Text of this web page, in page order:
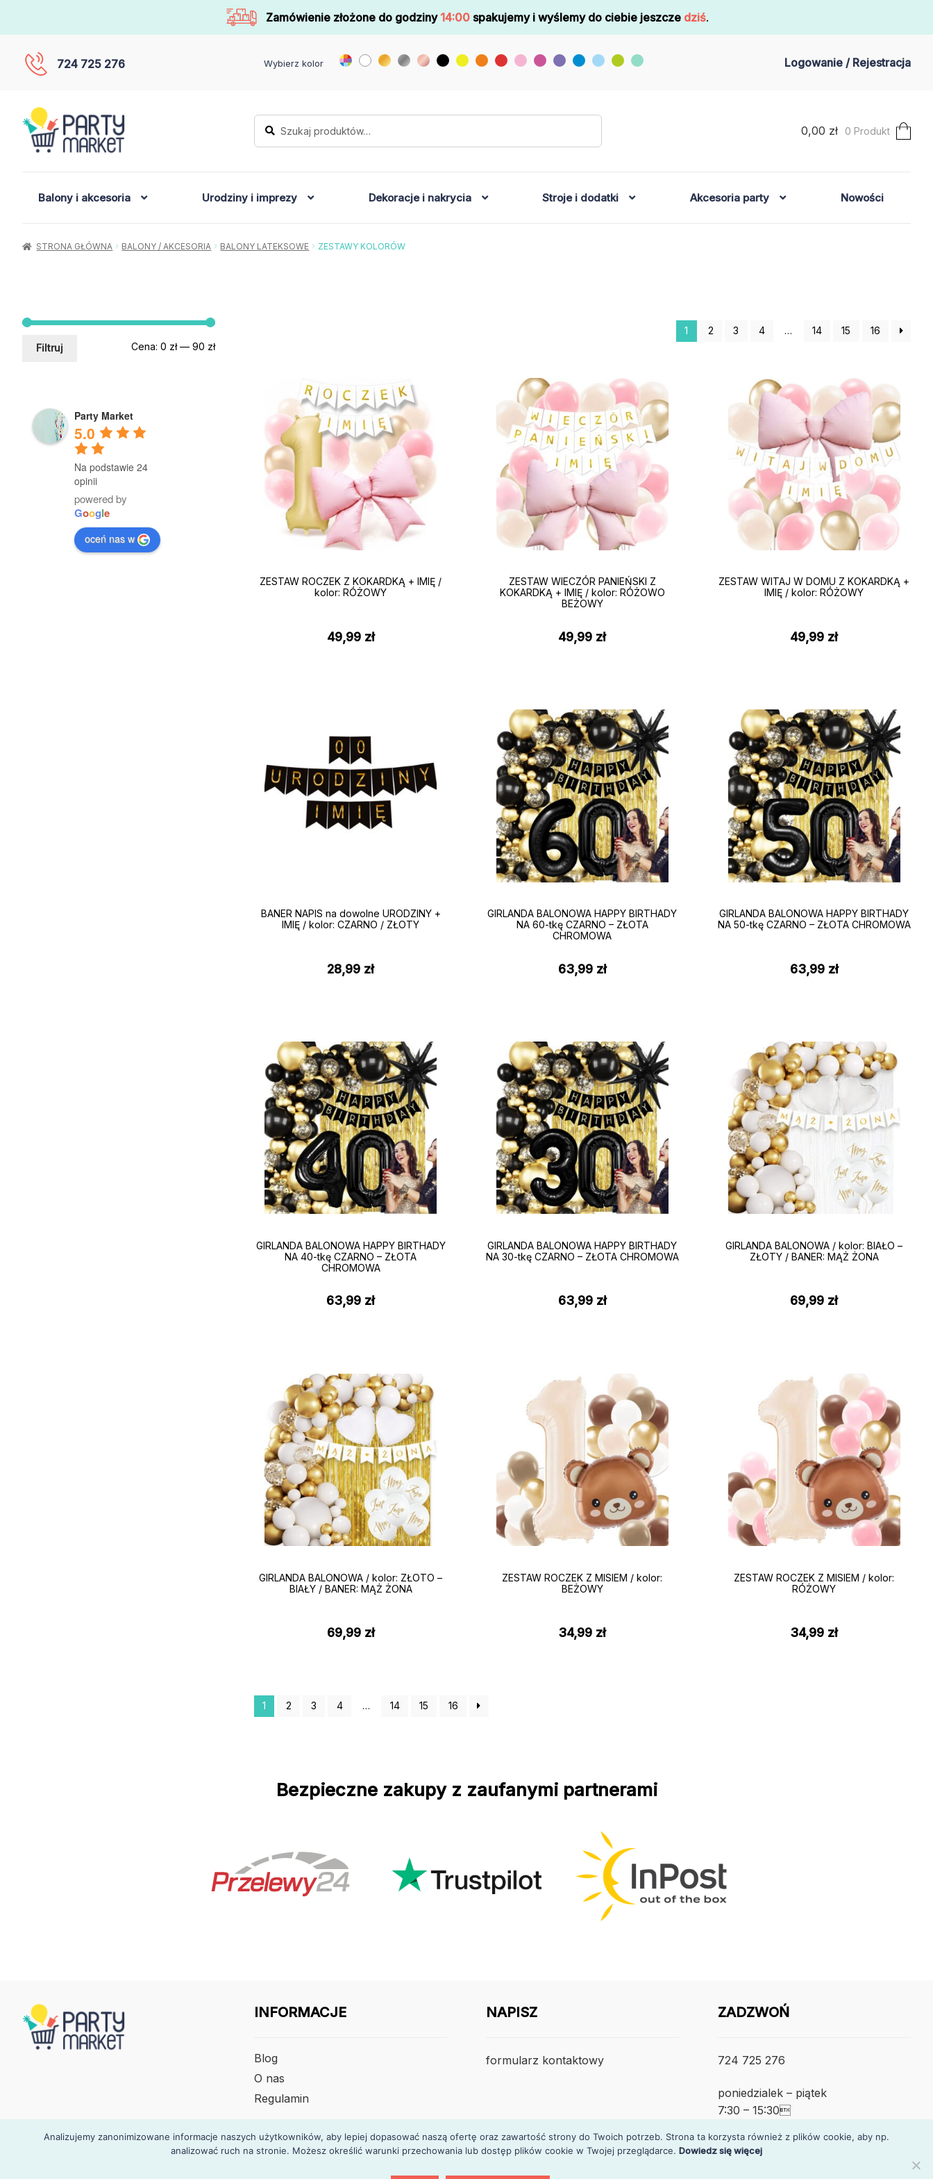
Zamówienie złożone do godziny 14:00 spakujemy i wyślemy do ciebie jeszcze dziś.
724 725 276 Wybierz kolor Logowanie / Rejestracja
Szukaj:
Szukaj
0,00 zł 0 Produkt
Balony i akcesoria Urodziny i imprezy Dekoracje i nakrycia Stroje i dodatki Akcesoria party Nowości
STRONA GŁÓWNA BALONY / AKCESORIA BALONY LATEKSOWE ZESTAWY KOLORÓW
1 2 3 4 … 14 15 16
ZESTAW ROCZEK Z KOKARDKĄ + IMIĘ /
kolor: RÓŻOWY
49,99 zł
ZESTAW WIECZÓR PANIEŃSKI Z
KOKARDKĄ + IMIĘ / kolor: RÓŻOWO
BEŻOWY
49,99 zł
ZESTAW WITAJ W DOMU Z KOKARDKĄ +
IMIĘ / kolor: RÓŻOWY
49,99 zł
BANER NAPIS na dowolne URODZINY +
IMIĘ / kolor: CZARNO / ZŁOTY
28,99 zł
GIRLANDA BALONOWA HAPPY BIRTHADY
NA 60-tkę CZARNO – ZŁOTA
CHROMOWA
63,99 zł
GIRLANDA BALONOWA HAPPY BIRTHADY
NA 50-tkę CZARNO – ZŁOTA CHROMOWA
63,99 zł
GIRLANDA BALONOWA HAPPY BIRTHADY
NA 40-tkę CZARNO – ZŁOTA
CHROMOWA
63,99 zł
GIRLANDA BALONOWA HAPPY BIRTHADY
NA 30-tkę CZARNO – ZŁOTA CHROMOWA
63,99 zł
GIRLANDA BALONOWA / kolor: BIAŁO –
ZŁOTY / BANER: MĄŻ ŻONA
69,99 zł
GIRLANDA BALONOWA / kolor: ZŁOTO –
BIAŁY / BANER: MĄŻ ŻONA
69,99 zł
ZESTAW ROCZEK Z MISIEM / kolor:
BEŻOWY
34,99 zł
ZESTAW ROCZEK Z MISIEM / kolor:
RÓŻOWY
34,99 zł
1 2 3 4 … 14 15 16
Cena
Cena
Filtruj Cena:0 zł—90 zł
Party Market
5.0
Na podstawie 24
opinii
powered by
Google
oceń nas w
Bezpieczne zakupy z zaufanymi partnerami
INFORMACJE
Blog
O nas
Regulamin
NAPISZ
formularz kontaktowy
ZADZWOŃ
724 725 276
poniedzialek – piątek
7:30 – 15:30
Analizujemy zanonimizowane informacje naszych użytkowników, aby lepiej dopasować naszą ofertę oraz zawartość strony do Twoich potrzeb. Strona ta korzysta również z plików cookie, aby np.
analizować ruch na stronie. Możesz określić warunki przechowania lub dostęp plików cookie w Twojej przeglądarce. Dowiedz się więcej